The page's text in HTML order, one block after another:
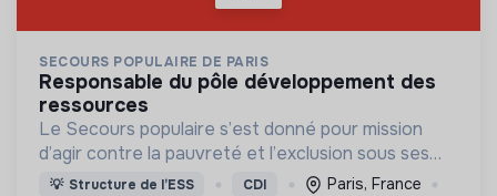
SECOURS POPULAIRE DE PARIS
responsable du pôle développement des
ressources
Le Secours populaire s’est donné pour mission
d’agir contre la pauvreté et l’exclusion sous ses
formes, en France et dans le monde.
💡 Structure de l’ESS CDI
Paris, France